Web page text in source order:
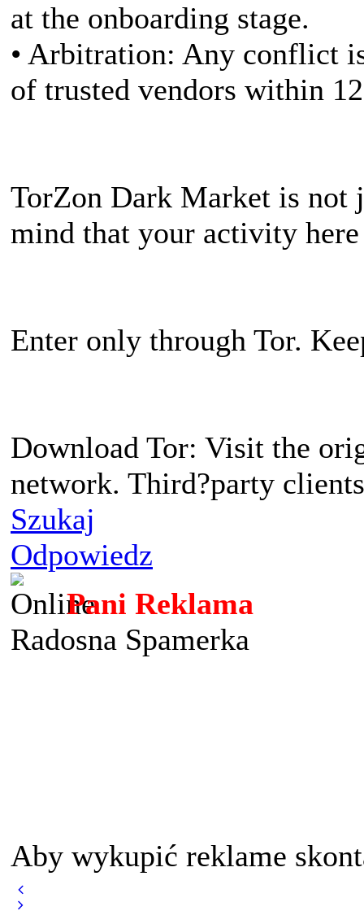
at the onboarding stage.
• Arbitration: Any conflict
of trusted vendors within
TorZon Dark Market is not
mind that your activity
Enter only through Tor.
Download Tor: Visit the
network. Third?party
Szukaj
Odpowiedz
Pani Reklama
Radosna Spamerka
Aby wykupić reklame